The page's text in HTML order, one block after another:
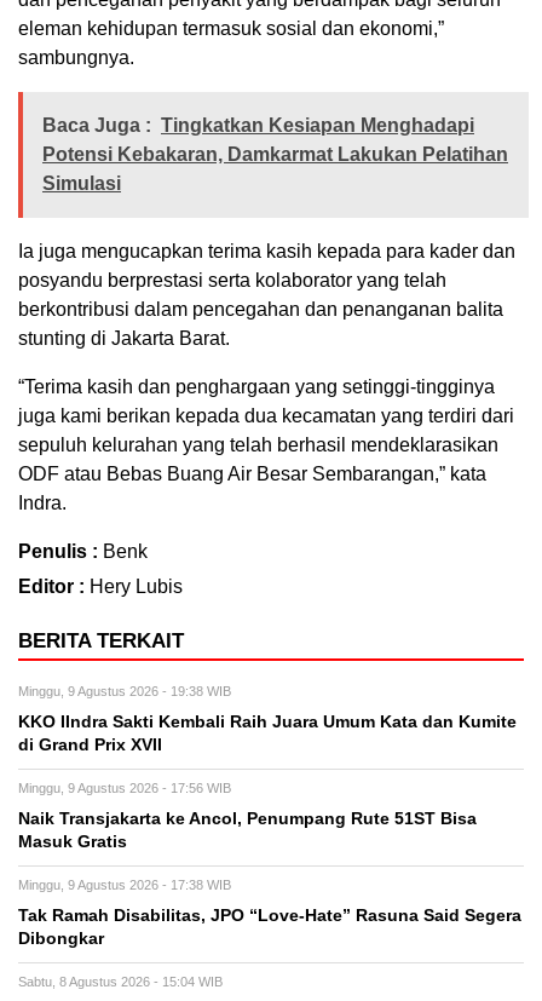
eleman kehidupan termasuk sosial dan ekonomi,”
sambungnya.
Baca Juga : Tingkatkan Kesiapan Menghadapi
Potensi Kebakaran, Damkarmat Lakukan Pelatihan
Simulasi
Ia juga mengucapkan terima kasih kepada para kader dan
posyandu berprestasi serta kolaborator yang telah
berkontribusi dalam pencegahan dan penanganan balita
stunting di Jakarta Barat.
“Terima kasih dan penghargaan yang setinggi-tingginya
juga kami berikan kepada dua kecamatan yang terdiri dari
sepuluh kelurahan yang telah berhasil mendeklarasikan
ODF atau Bebas Buang Air Besar Sembarangan,” kata
Indra.
Penulis : Benk
Editor : Hery Lubis
BERITA TERKAIT
Minggu, 9 Agustus 2026 - 19:38 WIB
KKO IIndra Sakti Kembali Raih Juara Umum Kata dan Kumite
di Grand Prix XVII
Minggu, 9 Agustus 2026 - 17:56 WIB
Naik Transjakarta ke Ancol, Penumpang Rute 51ST Bisa
Masuk Gratis
Minggu, 9 Agustus 2026 - 17:38 WIB
Tak Ramah Disabilitas, JPO “Love-Hate” Rasuna Said Segera
Dibongkar
Sabtu, 8 Agustus 2026 - 15:04 WIB